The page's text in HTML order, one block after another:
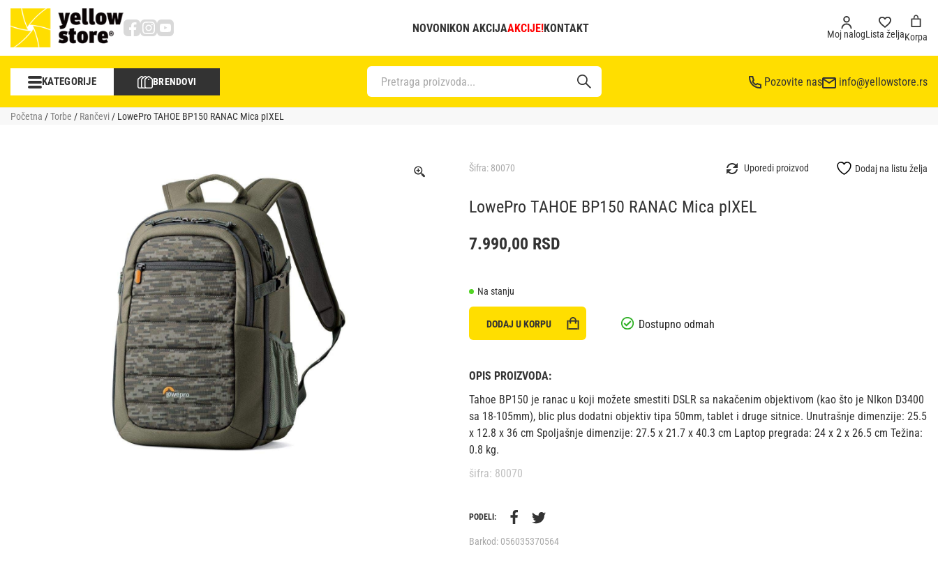
NOVONIKON AKCIJAAKCIJE!KONTAKT Moj nalogLista željaKorpa
KATEGORIJE
Foto/video
BRENDOVI Pozovite nas info@yellowstore.rs
Početna /Torbe / Rančevi / LowePro TAHOE BP150 RANAC Mica pIXEL
Šifra: 80070
LowePro TAHOE BP150 RANAC Mica pIXEL
7.990,00 RSD
Na stanju
DODAJ U KORPU
OPIS PROIZVODA:
Tahoe BP150 je ranac u koji možete smestiti DSLR sa nakačenim objektivom (kao što je NIkon D3400
sa 18-105mm), blic plus dodatni objektiv tipa 50mm, tablet i druge sitnice. Unutrašnje dimenzije: 25.5
x 12.8 x 36 cm Spoljašnje dimenzije: 27.5 x 21.7 x 40.3 cm Laptop pregrada: 24 x 2 x 26.5 cm Težina:
0.8 kg.
šifra: 80070
Dodaj na listu želja
Uporedi proizvod
PODELI:
Barkod: 056035370564